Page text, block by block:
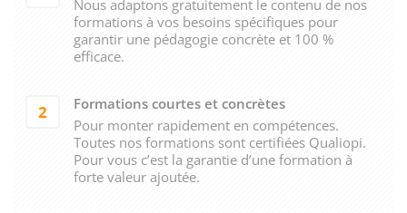
Nous adaptons gratuitement le contenu de nos
formations à vos besoins spécifiques pour
garantir une pédagogie concrète et 100 %
efficace.
2
Formations courtes et concrètes
Pour monter rapidement en compétences.
Toutes nos formations sont certifiées Qualiopi.
Pour vous c’est la garantie d’une formation à
forte valeur ajoutée.